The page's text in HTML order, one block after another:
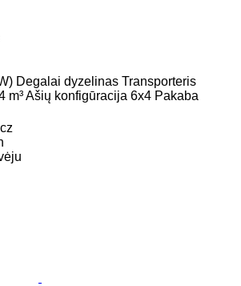
Degalai dyzelinas Transporteris
m³Ašių konfigūracija 6x4 Pakaba